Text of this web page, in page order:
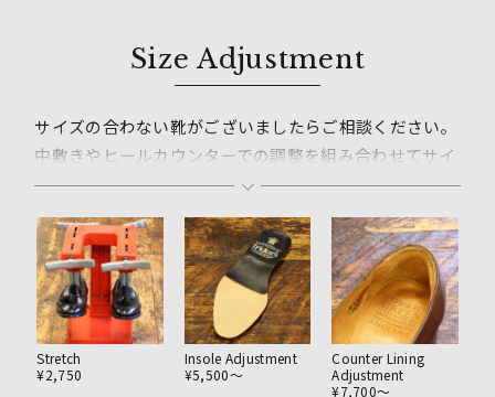
Size Adjustment
サイズの合わない靴がございましたらご相談ください。
中敷きやヒールカウンターでの調整を組み合わせてサイ
ズの改善が可能です。
ご来店であれば店頭にて中敷きのサンプルを使用し仕上
がり後のサイズ感をお試し頂けます。
きつい場合にはストレッチにより当たる部分を伸ばして
調整していくことが出来ます。
Stretch
¥2,750
Insole Adjustment
¥5,500〜
Counter Lining
Adjustment
¥7,700〜